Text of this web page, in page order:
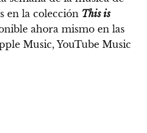
en la colección This is
ahora mismo en las
Music, YouTube Music